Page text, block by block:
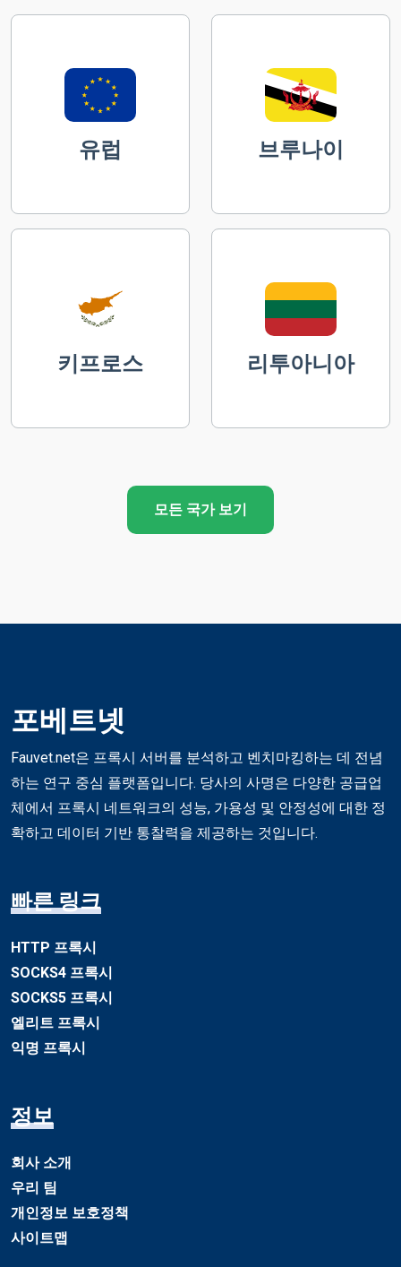
유럽 브루나이
키프로스 리투아니아
모든 국가 보기
포베트넷
Fauvet.net은 프록시 서버를 분석하고 벤치마킹하는 데 전념
하는 연구 중심 플랫폼입니다. 당사의 사명은 다양한 공급업
체에서 프록시 네트워크의 성능, 가용성 및 안정성에 대한 정
확하고 데이터 기반 통찰력을 제공하는 것입니다.
빠른 링크
HTTP 프록시
SOCKS4 프록시
SOCKS5 프록시
엘리트 프록시
익명 프록시
정보
회사 소개
우리 팀
개인정보 보호정책
사이트맵